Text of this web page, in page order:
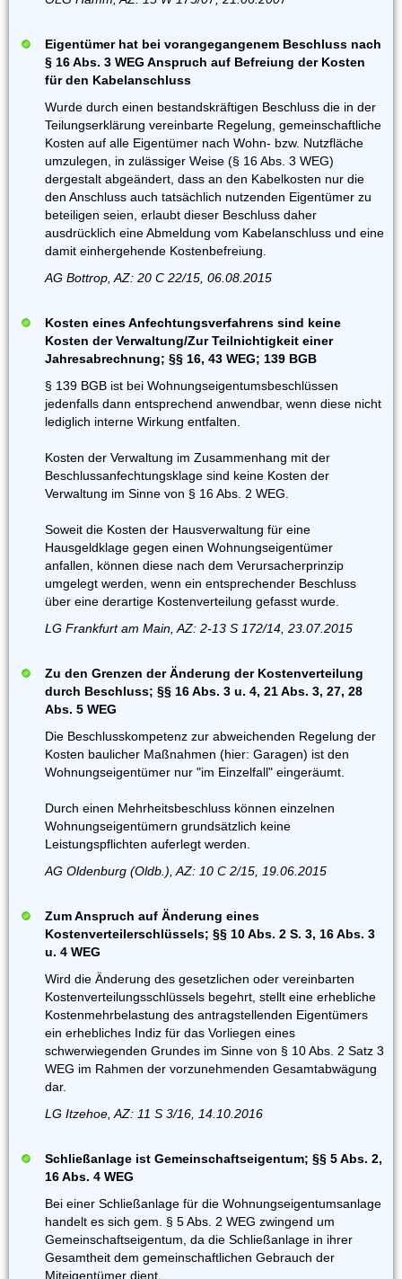
Eigentümer hat bei vorangegangenem Beschluss nach
§ 16 Abs. 3 WEG Anspruch auf Befreiung der Kosten
für den Kabelanschluss
Wurde durch einen bestandskräftigen Beschluss die in der
Teilungserklärung vereinbarte Regelung, gemeinschaftliche
Kosten auf alle Eigentümer nach Wohn- bzw. Nutzfläche
umzulegen, in zulässiger Weise (§ 16 Abs. 3 WEG)
dergestalt abgeändert, dass an den Kabelkosten nur die
den Anschluss auch tatsächlich nutzenden Eigentümer zu
beteiligen seien, erlaubt dieser Beschluss daher
ausdrücklich eine Abmeldung vom Kabelanschluss und eine
damit einhergehende Kostenbefreiung.
AG Bottrop, AZ: 20 C 22/15, 06.08.2015
Kosten eines Anfechtungsverfahrens sind keine
Kosten der Verwaltung/Zur Teilnichtigkeit einer
Jahresabrechnung; §§ 16, 43 WEG; 139 BGB
§ 139 BGB ist bei Wohnungseigentumsbeschlüssen
jedenfalls dann entsprechend anwendbar, wenn diese nicht
lediglich interne Wirkung entfalten.
Kosten der Verwaltung im Zusammenhang mit der
Beschlussanfechtungsklage sind keine Kosten der
Verwaltung im Sinne von § 16 Abs. 2 WEG.
Soweit die Kosten der Hausverwaltung für eine
Hausgeldklage gegen einen Wohnungseigentümer
anfallen, können diese nach dem Verursacherprinzip
umgelegt werden, wenn ein entsprechender Beschluss
über eine derartige Kostenverteilung gefasst wurde.
LG Frankfurt am Main, AZ: 2-13 S 172/14, 23.07.2015
Zu den Grenzen der Änderung der Kostenverteilung
durch Beschluss; §§ 16 Abs. 3 u. 4, 21 Abs. 3, 27, 28
Abs. 5 WEG
Die Beschlusskompetenz zur abweichenden Regelung der
Kosten baulicher Maßnahmen (hier: Garagen) ist den
Wohnungseigentümer nur "im Einzelfall" eingeräumt.
Durch einen Mehrheitsbeschluss können einzelnen
Wohnungseigentümern grundsätzlich keine
Leistungspflichten auferlegt werden.
AG Oldenburg (Oldb.), AZ: 10 C 2/15, 19.06.2015
Zum Anspruch auf Änderung eines
Kostenverteilerschlüssels; §§ 10 Abs. 2 S. 3, 16 Abs. 3
u. 4 WEG
Wird die Änderung des gesetzlichen oder vereinbarten
Kostenverteilungsschlüssels begehrt, stellt eine erhebliche
Kostenmehrbelastung des antragstellenden Eigentümers
ein erhebliches Indiz für das Vorliegen eines
schwerwiegenden Grundes im Sinne von § 10 Abs. 2 Satz 3
WEG im Rahmen der vorzunehmenden Gesamtabwägung
dar.
LG Itzehoe, AZ: 11 S 3/16, 14.10.2016
Schließanlage ist Gemeinschaftseigentum; §§ 5 Abs. 2,
16 Abs. 4 WEG
Bei einer Schließanlage für die Wohnungseigentumsanlage
handelt es sich gem. § 5 Abs. 2 WEG zwingend um
Gemeinschaftseigentum, da die Schließanlage in ihrer
Gesamtheit dem gemeinschaftlichen Gebrauch der
Miteigentümer dient.